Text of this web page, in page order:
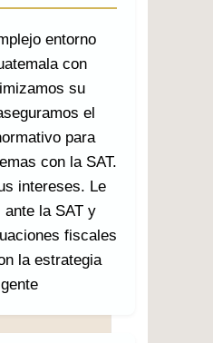
entorno
con
su
el
para
con la SAT.
intereses. Le
ante la SAT y
fiscales
la estrategia